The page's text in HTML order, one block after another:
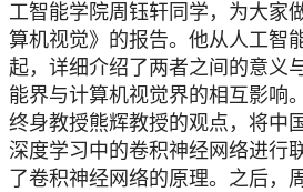
工智能学院周钰轩同学，为大家
算机视觉》的报告。他从人工智
起，详细介绍了两者之间的意义
能界与计算机视觉界的相互影响
终身教授熊辉教授的观点，将中
深度学习中的卷积神经网络进行
了卷积神经网络的原理。之后，